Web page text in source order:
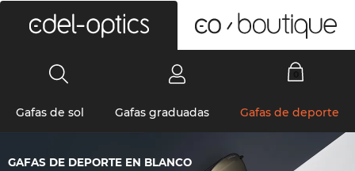
Gafas de sol Gafas graduadas Gafas de deporte
GAFAS DE DEPORTE EN BLANCO